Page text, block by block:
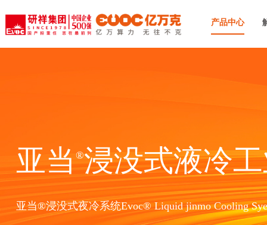
产品中心
亚当®浸没式液冷
亚当®浸没式夜冷系统Evoc® Liquid jinmo Cooling